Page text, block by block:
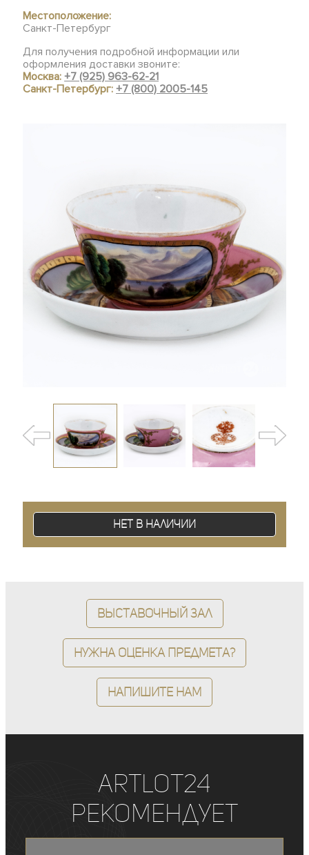
Местоположение:
Санкт-Петербург
Для получения подробной информации или
оформления доставки звоните:
Москва:+7 (925) 963-62-21
Санкт-Петербург:+7 (800) 2005-145
Нет в наличии
Выставочный зал
Нужна оценка предмета?
Напишите нам
ArtLot24
рекомендует